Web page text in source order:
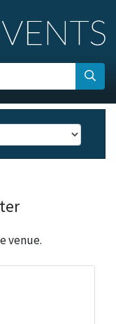
venue.